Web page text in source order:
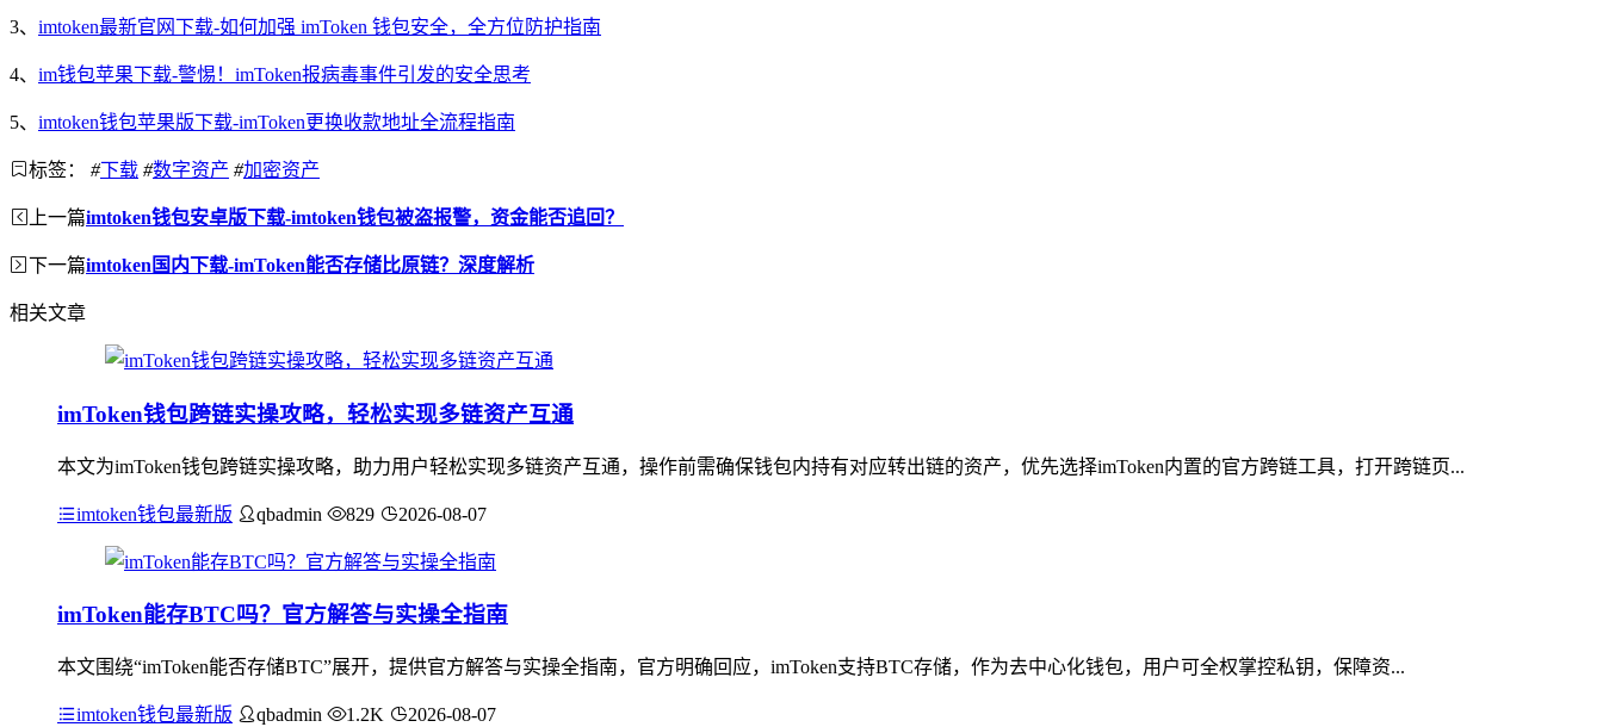
3、 imtoken最新官网下载-如何加强 imToken 钱包安全，全方位防护指南
4、 im钱包苹果下载-警惕！imToken报病毒事件引发的安全思考
5、 imtoken钱包苹果版下载-imToken更换收款地址全流程指南
标签： #下载 #数字资产 #加密资产
上一篇imtoken钱包安卓版下载-imtoken钱包被盗报警，资金能否追回？
下一篇imtoken国内下载-imToken能否存储比原链？深度解析
相关文章
imToken钱包跨链实操攻略，轻松实现多链资产互通
本文为imToken钱包跨链实操攻略，助力用户轻松实现多链资产互通，操作前需确保钱包内持有对应转出链的资产，优先选择imToken内置的官方跨链工具，打开跨链页...
imtoken钱包最新版 qbadmin 829 2026-08-07
imToken能存BTC吗？官方解答与实操全指南
本文围绕“imToken能否存储BTC”展开，提供官方解答与实操全指南，官方明确回应，imToken支持BTC存储，作为去中心化钱包，用户可全权掌控私钥，保障资...
imtoken钱包最新版 qbadmin 1.2K 2026-08-07